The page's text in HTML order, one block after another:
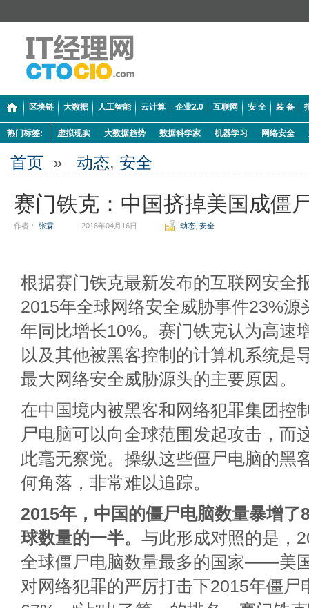
区块链 大数据 人工智能 云计算 企业2.0 互联网 安 全 装 备
热门标签: 虚拟现实 大数据趋势 数据科学家 机器学习 网络安全
首页 » 动态, 安全
赛门铁克：中国挤掉美国成僵
作者： 张霖 2016年04月16日 动态 安全
根据赛门铁克最新发布的互联网安全
2015年全球网络安全威胁事件23%源
年同比增长10%。赛门铁克认为高速
以及其他被黑客控制的计算机系统是
最大网络安全威胁源头的主要原因。
在中国境内被黑客和网络犯罪集团控
尸电脑可以向全球范围发起攻击，而
此毫无察觉。操纵这些僵尸电脑的黑
何角落，非常难以追踪。
2015年，中国的僵尸电脑数量暴增了
球数量的一半。 与此形成对照的是，
全球僵尸电脑数量最多的国家——美
对网络犯罪的严厉打击下2015年僵尸